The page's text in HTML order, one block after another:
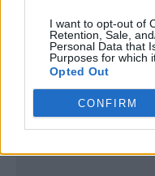
I want to opt-out of
Retention, Sale,
Personal Data that
Purposes for which
Opted Out
CONFIRM